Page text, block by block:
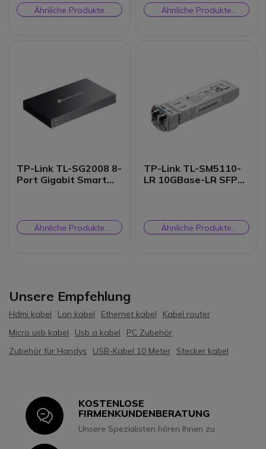
Ähnliche Produkte
prüfen
Ähnliche Produkte
prüfen
TP-Link TL-SG2008 8-
Port Gigabit Smart
Ähnliche Produkte
prüfen
TP-Link TL-SM5110-
LR 10GBase-LR SFP+
Ähnliche Produkte
prüfen
Unsere Empfehlung
Hdmi kabel Lan kabel Ethernet kabel
Kabel router
Micro usb kabel
Usb a kabel
PC Zubehör
Zubehör für Handys
USB-Kabel 10 Meter Stecker kabel
Icon
KOSTENLOSE
FIRMENKUNDENBERATUNG
Unsere Spezialisten hören Ihnen zu